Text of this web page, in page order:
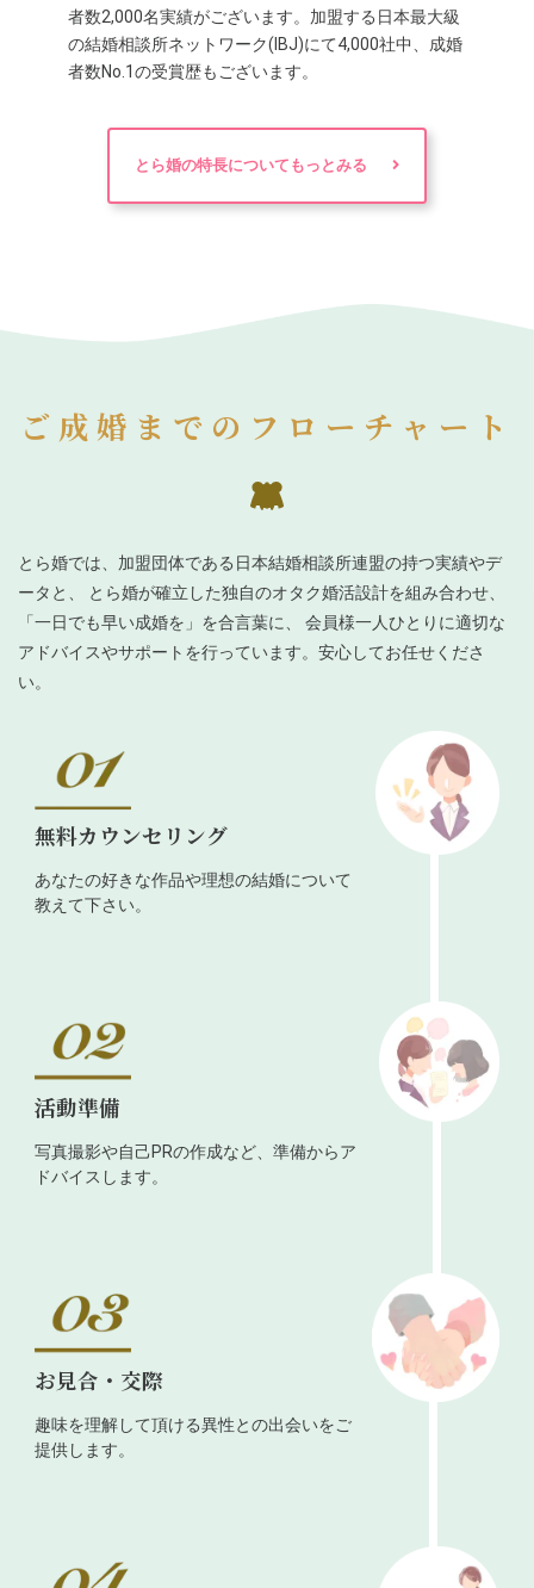
者数2,000名実績がございます。加盟する日本最大級
の結婚相談所ネットワーク(IBJ)にて4,000社中、成婚
者数No.1の受賞歴もございます。
とら婚の特長についてもっとみる
ご成婚までのフローチャート
とら婚では、加盟団体である日本結婚相談所連盟の持つ実績やデ
ータと、 とら婚が確立した独自のオタク婚活設計を組み合わせ、
「一日でも早い成婚を」を合言葉に、 会員様一人ひとりに適切な
アドバイスやサポートを行っています。安心してお任せくださ
い。
無料カウンセリング
あなたの好きな作品や理想の結婚について
教えて下さい。
活動準備
写真撮影や自己PRの作成など、準備からア
ドバイスします。
お見合・交際
趣味を理解して頂ける異性との出会いをご
提供します。